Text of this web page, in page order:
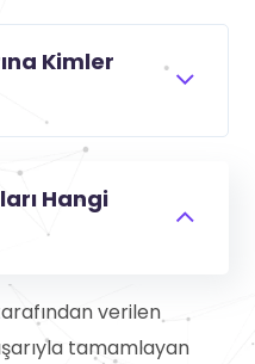
Kimler
Hangi
verilen
tamamlayan